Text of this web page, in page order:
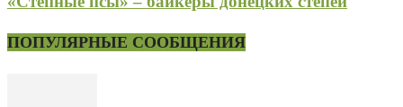
ПОПУЛЯРНЫЕ СООБЩЕНИЯ